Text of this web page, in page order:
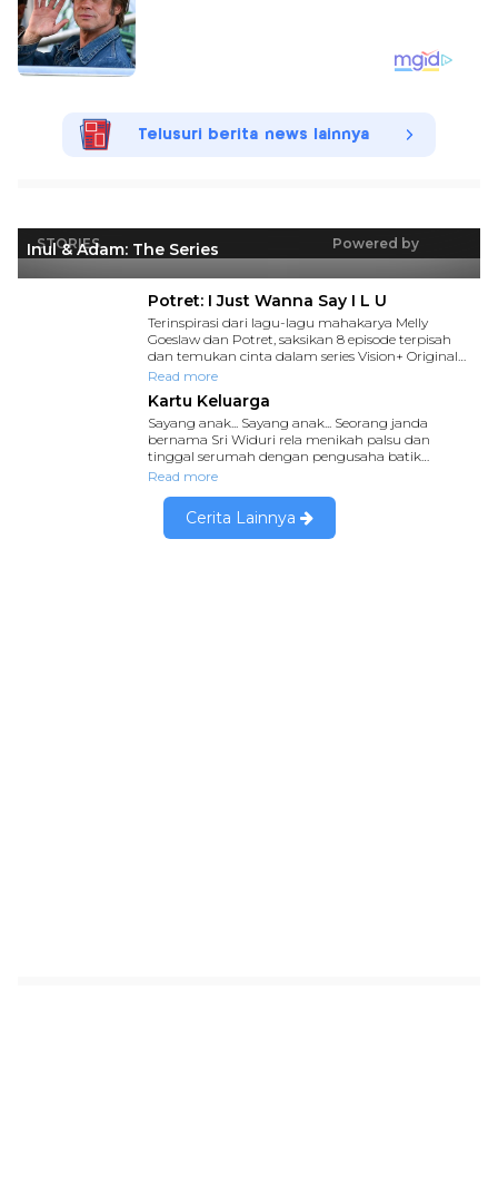
Telusuri berita news lainnya